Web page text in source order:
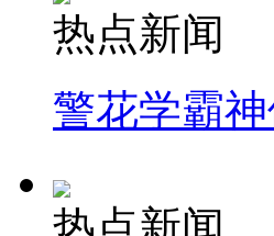
热点新闻
警花学霸
热点新闻